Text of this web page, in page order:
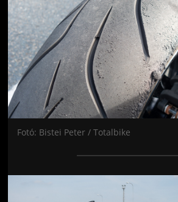
Fotó: Bistei Peter / Totalbike
Jön még kép!